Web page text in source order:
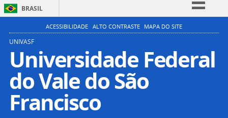
BRASIL
Simplifique!
Participe
Acesso à informação
Legislação
ACESSIBILIDADE ALTO CONTRASTE MAPA DO SITE
UNIVASF
Universidade Federal
do Vale do São
Francisco